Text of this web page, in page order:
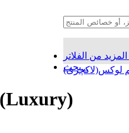
من الفلاتر
بحث...
ساعة معصم تفاعلیه الرد فخامة (Luxury)